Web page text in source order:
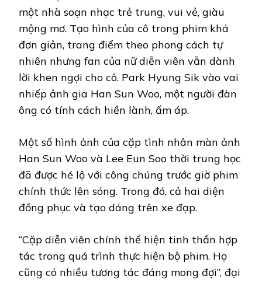
một nhà soạn nhạc trẻ trung, vui vẻ, giàu
mộng mơ. Tạo hình của cô trong phim khá
đơn giản, trang điểm theo phong cách tự
nhiên nhưng fan của nữ diễn viên vẫn dành
lời khen ngợi cho cô. Park Hyung Sik vào vai
nhiếp ảnh gia Han Sun Woo, một người đàn
ông có tính cách hiền lành, ấm áp.
Một số hình ảnh của cặp tình nhân màn ảnh
Han Sun Woo và Lee Eun Soo thời trung học
đã được hé lộ với công chúng trước giờ phim
chính thức lên sóng. Trong đó, cả hai diện
đồng phục và tạo dáng trên xe đạp.
“Cặp diễn viên chính thể hiện tinh thần hợp
tác trong quá trình thực hiện bộ phim. Họ
cũng có nhiều tương tác đáng mong đợi”, đại